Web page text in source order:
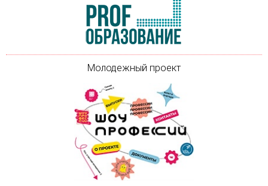
Молодежный проект